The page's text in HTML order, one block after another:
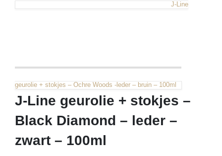
J-Line
geurolie + stokjes – Ochre Woods -leder – bruin – 100ml
J-Line geurolie + stokjes –
Black Diamond – leder –
zwart – 100ml